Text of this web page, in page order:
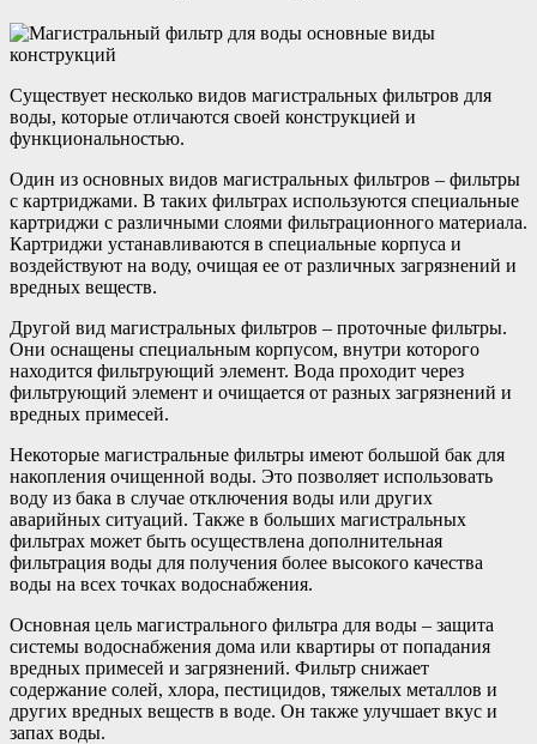
Существует несколько видов магистральных фильтров для
воды, которые отличаются своей конструкцией и
функциональностью.
Один из основных видов магистральных фильтров – фильтры
с картриджами. В таких фильтрах используются специальные
картриджи с различными слоями фильтрационного материала.
Картриджи устанавливаются в специальные корпуса и
воздействуют на воду, очищая ее от различных загрязнений и
вредных веществ.
Другой вид магистральных фильтров – проточные фильтры.
Они оснащены специальным корпусом, внутри которого
находится фильтрующий элемент. Вода проходит через
фильтрующий элемент и очищается от разных загрязнений и
вредных примесей.
Некоторые магистральные фильтры имеют большой бак для
накопления очищенной воды. Это позволяет использовать
воду из бака в случае отключения воды или других
аварийных ситуаций. Также в больших магистральных
фильтрах может быть осуществлена дополнительная
фильтрация воды для получения более высокого качества
воды на всех точках водоснабжения.
Основная цель магистрального фильтра для воды – защита
системы водоснабжения дома или квартиры от попадания
вредных примесей и загрязнений. Фильтр снижает
содержание солей, хлора, пестицидов, тяжелых металлов и
других вредных веществ в воде. Он также улучшает вкус и
запах воды.